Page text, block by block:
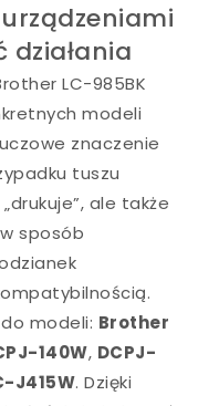
działania
LC-985BK
modeli
znaczenie
tuszu
ale także
sposób
modeli: Brother
140W, DCPJ-
J415W. Dzięki